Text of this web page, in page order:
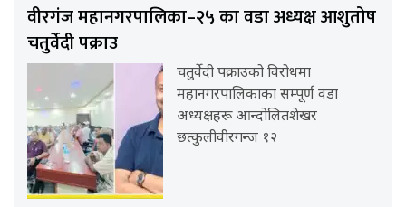
वीरगंज महानगरपालिका–२५ का वडा अध्यक्ष आशुतोष
चतुर्वेदी पक्राउ
चतुर्वेदी पक्राउको विरोधमा
महानगरपालिकाका सम्पूर्ण वडा
अध्यक्षहरू आन्दोलितशेखर
छत्कुलीवीरगन्ज १२